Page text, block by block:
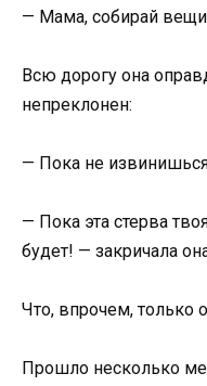
— Мама, собирай
Всю дорогу она
непреклонен:
— Пока не
— Пока эта стерва
будет! — закричала
Что, впрочем, только
Прошло несколько